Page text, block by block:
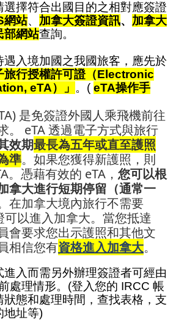
擇符合出國目的之相對應簽證
網站、 加拿大簽證資訊、 加拿大
部網站查詢。
遇入境加國之我國旅客，應先於
旅行授權許可證（Electronic
eTA）」 。( eTA操作手
是免簽證外國人乘飛機前往
。 eTA 透過電子方式與旅行
效期最長為五年或直至護照
準。如果您獲得新護照，則
憑藉有效的 eTA， 您可以根
拿大進行短期停留（通常一
在加拿大境內旅行不需要
可以進入加拿大。當您抵達
會要求您出示護照和其他文
相信您有資格進入加拿大。
進入而需另外辦理簽證者可經由
處理情形。(登入您的 IRCC 帳
狀態和處理時間，查找表格，支
地址等)